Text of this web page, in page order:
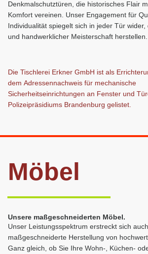
Denkmalschutztüren, die historisches Flair
Komfort vereinen. Unser Engagement für
Individualität spiegelt sich in jeder Tür
und handwerklicher Meisterschaft herstellen.
Die Tischlerei Erkner GmbH ist als
dem Adressennachweis für mechanische
Sicherheitseinrichtungen an Fenster und
Polizeipräsidiums Brandenburg gelistet.
Möbel
Unsere maßgeschneiderten Möbel.
Unser Leistungsspektrum erstreckt sich
maßgeschneiderte Herstellung von
Ganz gleich, ob Sie Ihre Wohn-, Küchen-